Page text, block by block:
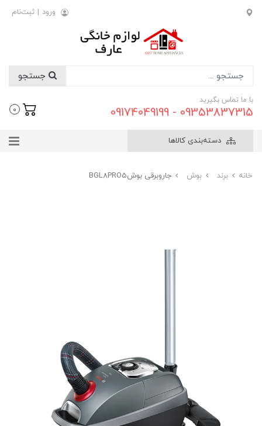
ورود | ثبت‌نام
با ما تماس بگیرید
09353837315 - 09174049199
0
دسته‌بندی کالاها
خانه برند بوش جاروبرقی بوشBGL8PRO5